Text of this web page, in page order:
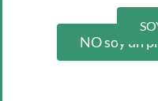
NO soy un